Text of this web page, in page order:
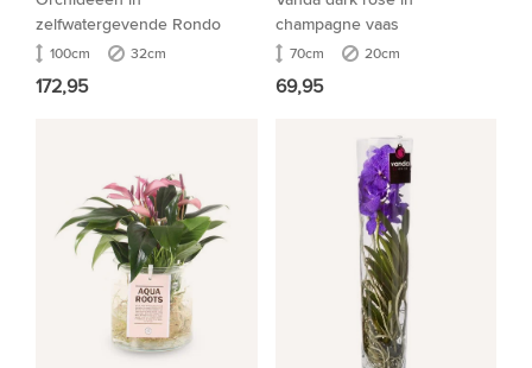
zelfwatergevende Rondo
100cm 32cm
172,95
champagne vaas
70cm 20cm
69,95